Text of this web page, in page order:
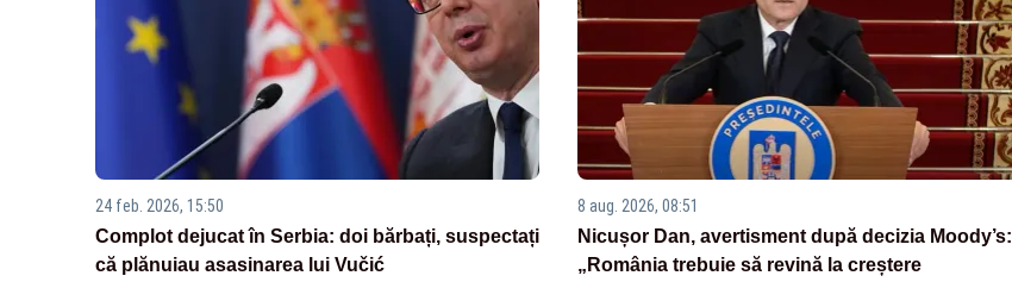
24 feb. 2026, 15:50
Complot dejucat în Serbia: doi bărbați, suspectați
că plănuiau asasinarea lui Vučić
8 aug. 2026, 08:51
Nicușor Dan, avertisment după decizia Moody’s:
„România trebuie să revină la creștere